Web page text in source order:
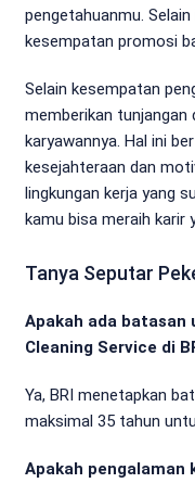
pengetahuanmu.
kesempatan promosi
Selain kesempatan
memberikan tunjangan
karyawannya. Hal ini
kesejahteraan dan
lingkungan kerja yang
kamu bisa meraih karir
Tanya Seputar
Apakah ada batasan
Cleaning Service di
Ya, BRI menetapkan
maksimal 35 tahun
Apakah pengalaman